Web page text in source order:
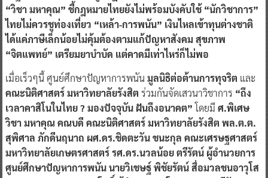
“วิชา มหาคุณ” ชี้กฎหมายไทยยังไม่พร้อมบังคับใช้ “นักวิชาการ”
ไทยไม่ควรชูท่องเที่ยว “เหล้า-การพนัน” เงินไหลเข้าทุนต่างชาติ
ได้แค่ภาษีเล็กน้อยไม่คุ้มต้องตามแก้ปัญหาสังคม สุขภาพ
“จิตแพทย์” เตรียมยาบำบัด แต่คาดมีเท่าไหร่ก็ไม่พอ
เมื่อเร็วๆนี้ ศูนย์ศึกษาปัญหาการพนันมูลนิธิต่อต้านการทุจริต และ
คณะนิติศาสตร์ มหาวิทยาลัยรังสิต ร่วมกันจัดเสวนาวิชาการ “ถึง
เวลาคาสิโนในไทย ? มองปัจจุบัน ฝันถึงอนาคต” โดยมี ศ.พิเศษ
วิชา มหาคุณ คณบดี คณะนิติศาสตร์ มหาวิทยาลัยรังสิต พล.ต.ต.
สุพิศาล ภักดีนฤนาถ ผศ.ดร.ชิดตะวัน ชนะกุล คณะเศรษฐศาสตร์
มหาวิทยาลัยเกษตรศาสตร์ รศ.ดร.นวลน้อย ตรีรัตน์ ผู้อำนวยการ
ศูนย์ศึกษาปัญหาการพนัน นายวิเชษฐ์ พิชัยรัตน์ สื่อมวลชนอาวุโส